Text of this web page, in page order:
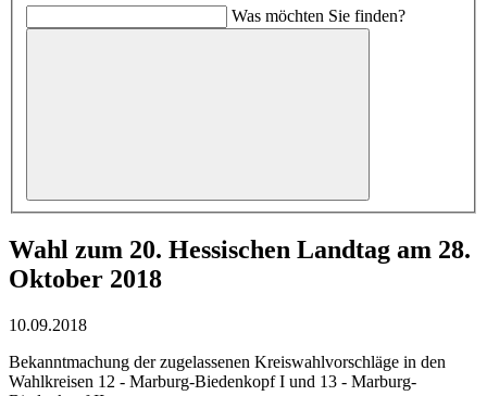
Was möchten Sie finden?
Wahl zum 20. Hessischen Landtag am 28.
Oktober 2018
10.09.2018
Bekanntmachung der zugelassenen Kreiswahlvorschläge in den
Wahlkreisen 12 - Marburg-Biedenkopf I und 13 - Marburg-